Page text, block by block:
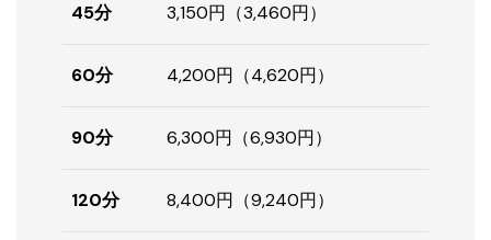
45分 3,150円（3,460円）
60分 4,200円（4,620円）
90分 6,300円（6,930円）
120分 8,400円（9,240円）